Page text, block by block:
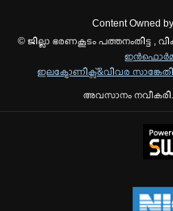
Content Owned
© ജില്ലാ ഭരണകൂടം പത്തനംതിട്ട ,
ഇലക്ട്രോണിക്സ്&വിവര
അവസാനം